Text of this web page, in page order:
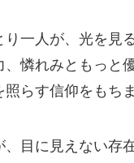
り一人が、光を見
、憐れみともっと
らす信仰をもち
目に見えない存